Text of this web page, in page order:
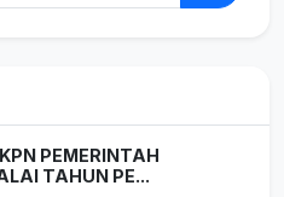
PEMERINTAH
TAHUN PE...